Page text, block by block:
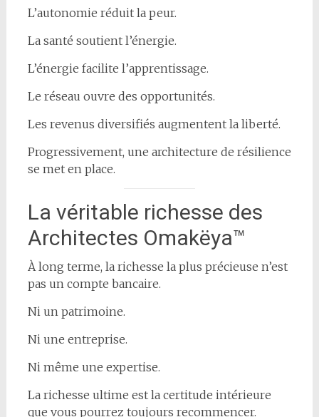
L’autonomie réduit la peur.
La santé soutient l’énergie.
L’énergie facilite l’apprentissage.
Le réseau ouvre des opportunités.
Les revenus diversifiés augmentent la liberté.
Progressivement, une architecture de résilience
se met en place.
La véritable richesse des
Architectes Omakëya™
À long terme, la richesse la plus précieuse n’est
pas un compte bancaire.
Ni un patrimoine.
Ni une entreprise.
Ni même une expertise.
La richesse ultime est la certitude intérieure
que vous pourrez toujours recommencer.